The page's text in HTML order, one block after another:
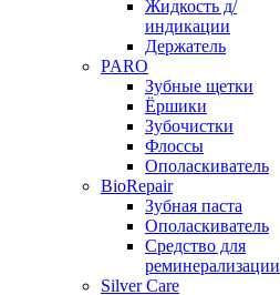
Жидкость д/
индикации
Держатель
PARO
Зубные щетки
Ёршики
Зубочистки
Флоссы
Ополаскиватель
BioRepair
Зубная паста
Ополаскиватель
Средство для
реминерализации
Silver Care